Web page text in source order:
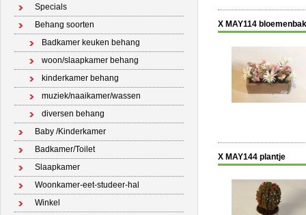
Specials
Behang soorten
Badkamer keuken behang
woon/slaapkamer behang
kinderkamer behang
muziek/naaikamer/wassen
diversen behang
Baby /Kinderkamer
Badkamer/Toilet
Slaapkamer
Woonkamer-eet-studeer-hal
Winkel
X MAY114 bloemenbak
X MAY144 plantje